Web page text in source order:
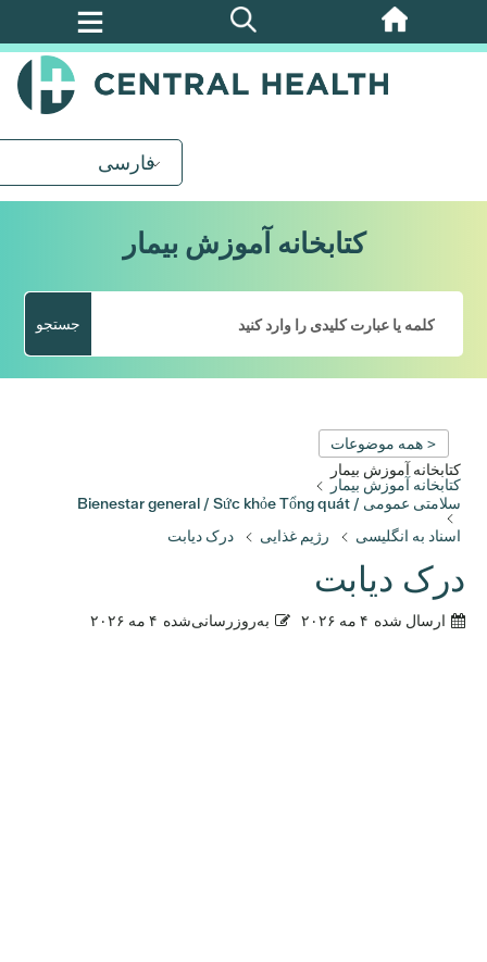
پرش
فارسی
کتابخانه آموزش بیمار
جستجو
< همه موضوعات
کتابخانه آموزش بیمار
کتابخانه آموزش بیمار
سلامتی عمومی / Bienestar general / Sức khỏe Tổng quát
اسناد به انگلیسی
رژیم غذایی درک دیابت
درک دیابت
ارسال شده ۴ مه ۲۰۲۶ به‌روزرسانی‌شده ۴ مه ۲۰۲۶